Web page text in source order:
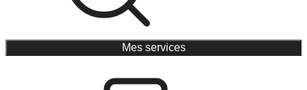
Mes services